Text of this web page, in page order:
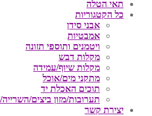
תאי הטלה
כל הקטגוריות
אבני סידן
אמבטיות
ויטמנים ותוספי תזונה
מקלות דבש
מקלות שיוף/עמידה
מתקני מים/אוכל
תוכים האכלת יד
תערובות/מזון ביצים/
יצירת קשר